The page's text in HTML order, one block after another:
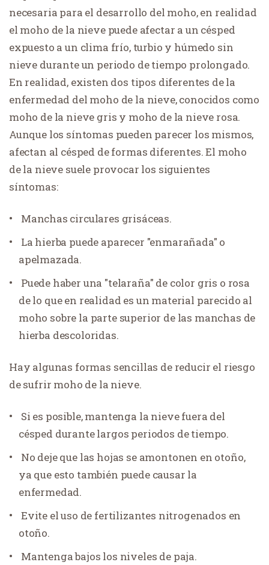
necesaria para el desarrollo del moho, en realidad
el moho de la nieve puede afectar a un césped
expuesto a un clima frío, turbio y húmedo sin
nieve durante un periodo de tiempo prolongado.
En realidad, existen dos tipos diferentes de la
enfermedad del moho de la nieve, conocidos como
moho de la nieve gris y moho de la nieve rosa.
Aunque los síntomas pueden parecer los mismos,
afectan al césped de formas diferentes. El moho
de la nieve suele provocar los siguientes
síntomas:
Manchas circulares grisáceas.
La hierba puede aparecer "enmarañada" o
apelmazada.
Puede haber una "telaraña" de color gris o rosa
de lo que en realidad es un material parecido al
moho sobre la parte superior de las manchas de
hierba descoloridas.
Hay algunas formas sencillas de reducir el riesgo
de sufrir moho de la nieve.
Si es posible, mantenga la nieve fuera del
césped durante largos periodos de tiempo.
No deje que las hojas se amontonen en otoño,
ya que esto también puede causar la
enfermedad.
Evite el uso de fertilizantes nitrogenados en
otoño.
Mantenga bajos los niveles de paja.